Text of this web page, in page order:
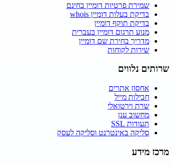
שמירת פרטיות דומיין בחינם
בדיקת בעלות דומיין whois
בדיקת תוקף דומיין
מנוע תרגום דומיין בעברית
מדריך בחירת שם דומיין
שירות לקוחות
שרותים נלווים
אחסון אתרים
חבילות מייל
שרת וירטואלי
מחשוב ענן
תעודות SSL
סליקה באינטרנט וסליקה לעסק
מרכז מידע